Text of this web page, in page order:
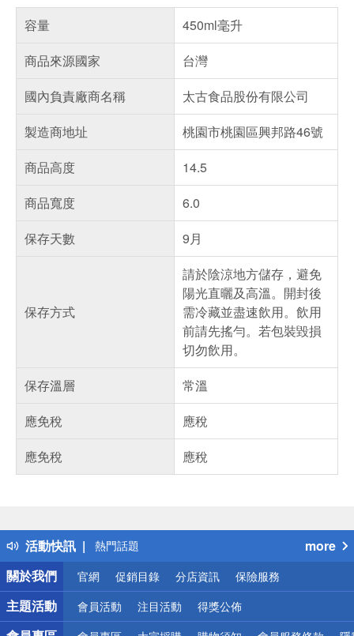
容量
450ml毫升
商品來源國家
台灣
國內負責廠商名稱
太古食品股份有限公司
製造商地址
桃園市桃園區興邦路46號
商品高度
14.5
商品寬度
6.0
保存天數
9月
保存方式
請於陰涼地方儲存，避免
陽光直曬及高溫。開封後
需冷藏並盡速飲用。飲用
前請先搖勻。若包裝毀損
切勿飲用。
保存溫層
常溫
應免稅
應稅
應免稅
應稅
活動快訊
得獎公告
熱門話題
銀行優惠
偏遠地區配送
詐騙網頁！請小心！
more
關於我們
官網 促銷目錄 分店資訊 保險服務
主題活動 會員活動 注目活動 得獎公佈